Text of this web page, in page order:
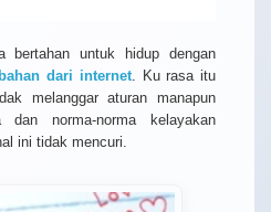
bertahan untuk hidup dengan
dari internet. Ku rasa itu
melanggar aturan manapun
dan norma-norma kelayakan
ini tidak mencuri.